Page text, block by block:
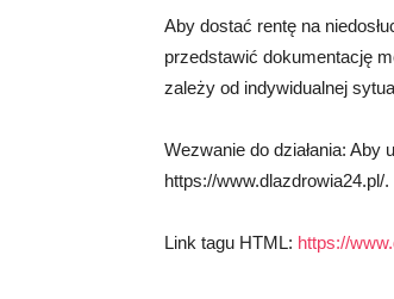
Aby dostać rentę na
przedstawić dokumentację
zależy od indywidualnej
Wezwanie do działania:
https://www.dlazdrowia24.pl/.
Link tagu HTML: https://